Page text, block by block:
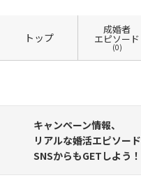
トップ
成婚者
エピソード
(0)
キャンペーン情報、
リアルな婚活エピソー
SNSからもGETしよう！